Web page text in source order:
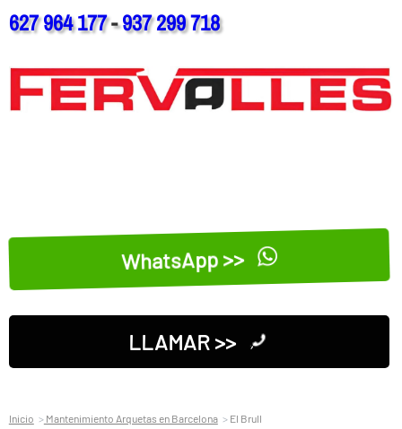
627 964 177-937 299 718
WhatsApp >>
LLAMAR >>
Inicio Mantenimiento Arquetas en Barcelona El Brull